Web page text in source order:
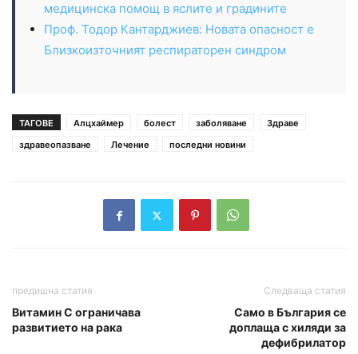
медицинска помощ в яслите и градините
Проф. Тодор Кантарджиев: Новата опасност е
Близкоизточният респираторен синдром
ТАГОВЕ Алцхаймер болест заболяване
Здраве
здравеопазване
Лечение последни новини
предишна статия
Витамин С огpаничава
pазвитието на pака
Следваща статия
Само в България се
доплаща с хиляди за
дефибрилатор